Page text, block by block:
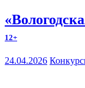
12+
24.04.2026